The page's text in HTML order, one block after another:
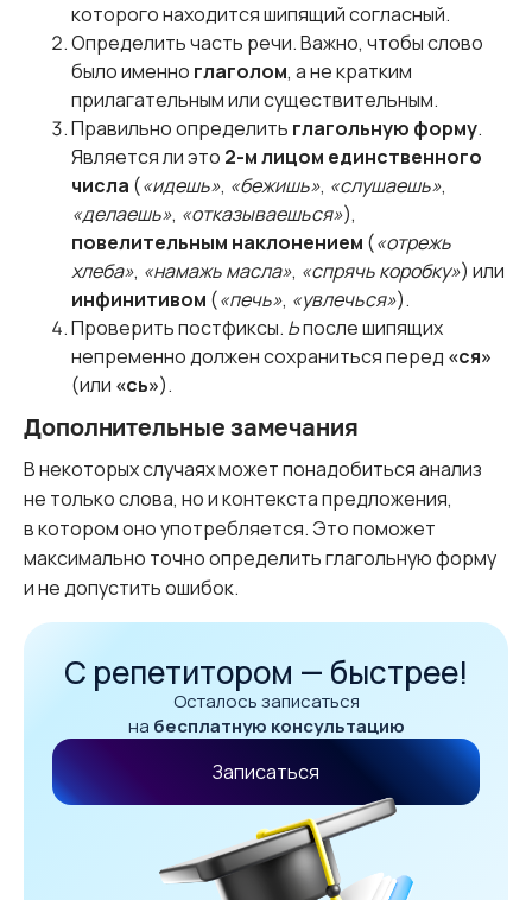
которого находится шипящий согласный.
Определить часть речи. Важно, чтобы слово
было именно глаголом, а не кратким
прилагательным или существительным.
Правильно определить глагольную форму.
Является ли это 2-м лицом единственного
числа («идешь», «бежишь», «слушаешь»,
«делаешь», «отказываешься»),
повелительным наклонением («отрежь
хлеба», «намажь масла», «спрячь коробку») или
инфинитивом («печь», «увлечься»).
Проверить постфиксы. Ьпосле шипящих
непременно должен сохраниться перед «ся»
(или «сь»).
Дополнительные замечания
В некоторых случаях может понадобиться анализ
не только слова, но и контекста предложения,
в котором оно употребляется. Это поможет
максимально точно определить глагольную форму
и не допустить ошибок.
С репетитором — быстрее!
Осталось записаться
на бесплатную консультацию
Записаться